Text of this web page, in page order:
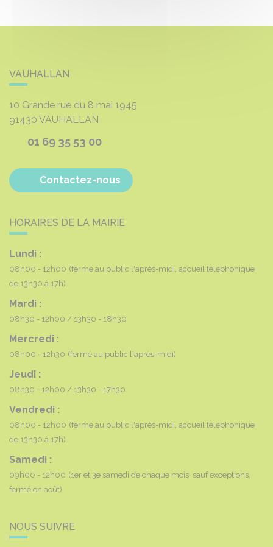
VAUHALLAN
10 Grande rue du 8 mai 1945
91430 VAUHALLAN
01 69 35 53 00
Contactez-nous
HORAIRES DE LA MAIRIE
Lundi :
08h00 - 12h00 (fermé au public l'après-midi, accueil téléphonique
de 13h30 à 17h)
Mardi :
08h30 - 12h00 13h30 - 18h30
Mercredi :
08h00 - 12h30 (fermé au public l'après-midi)
Jeudi :
08h30 - 12h00 13h30 - 17h30
Vendredi :
08h00 - 12h00 (fermé au public l'après-midi, accueil téléphonique
de 13h30 à 17h)
Samedi :
09h00 - 12h00 (1er et 3e samedi de chaque mois, sauf exceptions,
fermé en août)
NOUS SUIVRE